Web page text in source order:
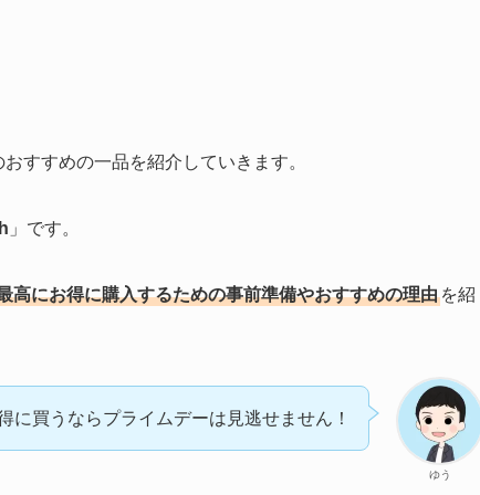
おすすめの一品を紹介していきます。
」です。
にお得に購入するための事前準備やおすすめの理由 を紹
ゆう
に買うならプライムデーは見逃せません！